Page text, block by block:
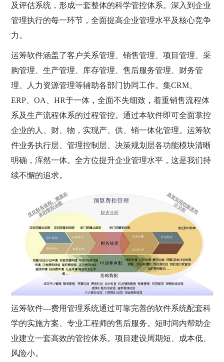
及评估系统，形成一套整体的科学管控体系。深入到企业
管理执行的每一环节，全面提高企业管理水平及核心竞争
力。
运筹软件涵盖了客户关系管理、销售管理、项目管理、采
购管理、生产管理、库存管理、售后服务管理、财务管
理、人力资源管理等辅助各部门协同工作。集CRM、
ERP、OA、HR于一体，全面不失细致，着重销售流程体
系及生产流程体系的过程管控。通过本软件即可全面掌控
企业的人、财、物，实现产、供、销一体化管理。运筹软
件业务执行层、管理控制层、决策规划层各功能模块清晰
明确，浑然一体。全方位提升企业管理水平，这是我们持
续不懈的追求。
运筹软件—费用管理系统通过可靠完善的软件系统配套科
学的实施方案、专业工程师的售后服务。短时间内帮助企
业建立一套高效的管控体系。项目建设周期短、成本低、
风险小。